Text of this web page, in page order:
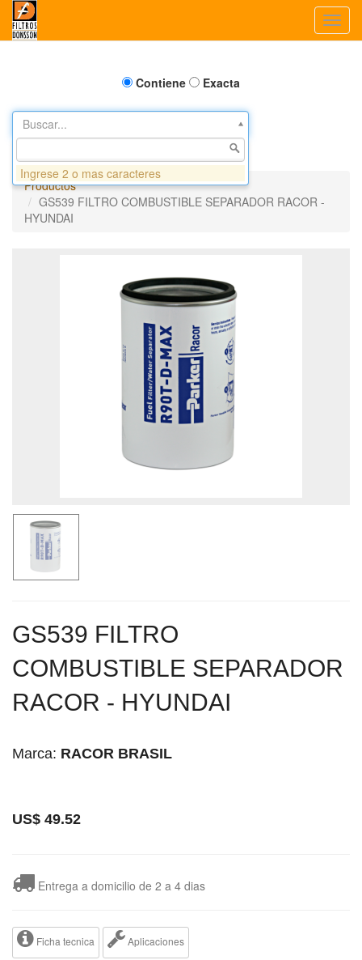
Contiene Exacta
Buscar...
Productos
GS539 FILTRO COMBUSTIBLE SEPARADOR RACOR -
HYUNDAI
GS539 FILTRO
COMBUSTIBLE SEPARADOR
RACOR - HYUNDAI
Marca: RACOR BRASIL
US$ 49.52
Entrega a domicilio de 2 a 4 dias
Ficha tecnica Aplicaciones
Ingrese 2 o mas caracteres